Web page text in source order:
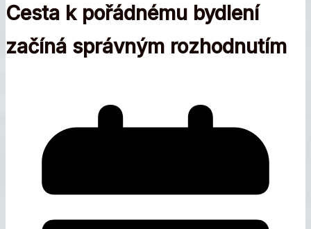
Cesta k pořádnému bydlení
začíná správným rozhodnutím